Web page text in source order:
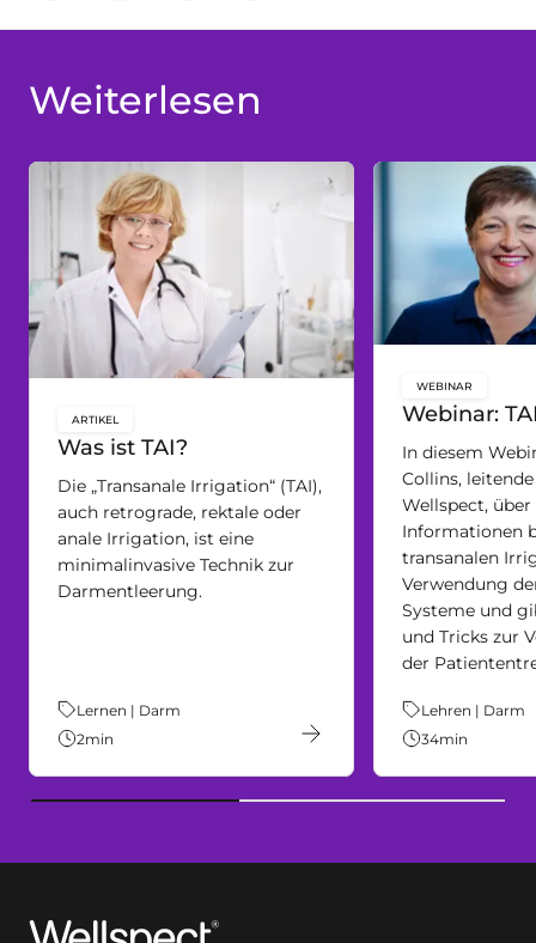
Weiterlesen
Was ist TAI?
key:global.content-type:
ARTIKEL
Die „Transanale Irrigation“ (TAI),
auch retrograde, rektale oder
anale Irrigation, ist eine
minimalinvasive Technik zur
Darmentleerung.
Thema:
Lernen | Darm
2min
Webinar:
WEBINAR
In diesem
Collins,
Wellspect,
Informationen
transanalen
Verwendung
Systeme und
und Tricks zur
der
Thema:
Lehren | Darm
34min
Wellspect